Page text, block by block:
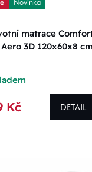
matrace
3D 120x60x8 cm
Kč DETAIL